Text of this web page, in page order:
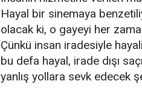
Hayal bir sinemaya
olacak ki, o gayeyi her
Çünkü insan iradesiyle
bu defa hayal, irade dışı
yanlış yollara sevk edecek